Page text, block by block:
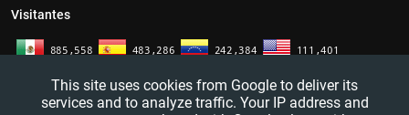
Visitantes
This site uses cookies from Google to deliver its
services and to analyze traffic. Your IP address and